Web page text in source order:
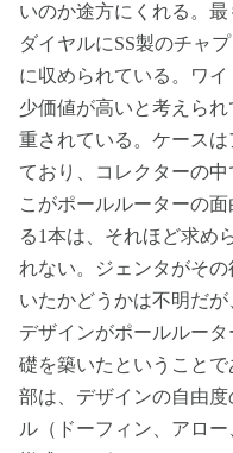
いのか途方にくれる。
ダイヤルにSS製のチャ
に収められている。ワ
少価値が高いと考えら
重されている。ケース
ており、コレクターの
こがポールルーターの
る1本は、それほど求め
れない。ジェンタがそ
いたかどうかは不明だ
デザインがポールルー
礎を築いたということ
部は、デザインの自由
ル（ドーフィン、アロ